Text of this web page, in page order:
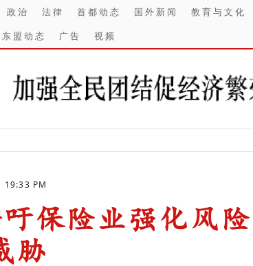
政治 法律 首都动态 国外新闻 教育与文化
东盟动态 广告 视频
19:33 PM
吁保险业强化风
胁